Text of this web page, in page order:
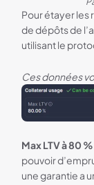
Pour étayer les
de dépôts de
utilisant le
Ces données
Max LTV à 80
pouvoir
une garantie a